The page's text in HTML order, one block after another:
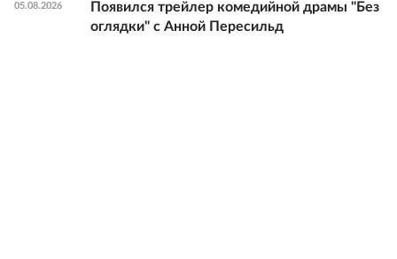
05.08.2026
Появился трейлер комедийной драмы "Без
оглядки" с Анной Пересильд